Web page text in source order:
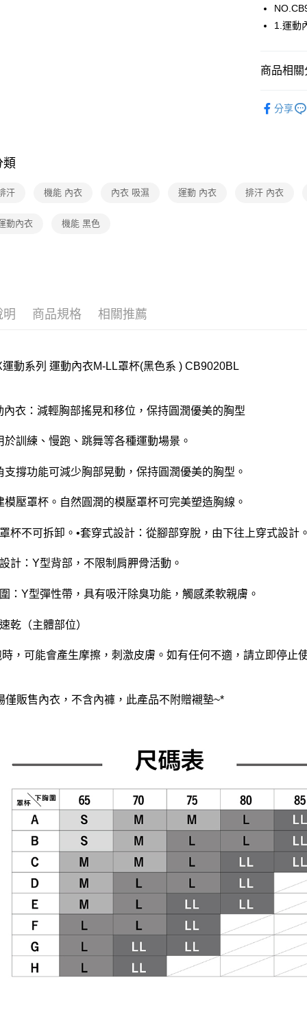
全家取貨
付款後全
付款後7-
1.運動
商品相關
日本運動
分享
類
汗 機能 內衣 內衣 吸濕 運動 內衣 排汗 內衣
動內衣 機能 黑色
明 商品規格 相關推薦
運動系列 運動內衣M-LL罩杯(黑色系 ) CB9020BL
內衣：減輕胸部搖晃和移位，保持圓潤優美的胸型
於訓練、慢跑、跳舞等各種運動場景。
支撐功能可減少胸部晃動，保持圓潤優美的胸型。
模壓罩杯。自然圓潤的模壓罩杯可完美塑造胸線。
杯不可拆卸。•套穿式設計：從腳部穿脫，由下往上穿式設計
計：Y型背部，不限制肩胛骨活動。
：Y型彈性帶，具有吸汗除臭功能，觸感柔軟親膚。
乾（主體部位）
時，可能會產生摩擦，刺激皮膚。如有任何不適，請立即停止
僅販售內衣，不含內褲，此產品不附贈襯墊~*